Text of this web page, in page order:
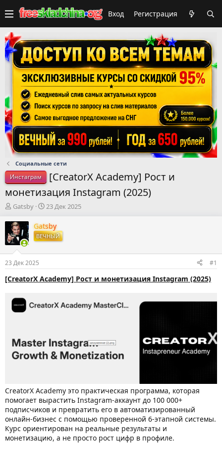
Вход Регистрация
Социальные сети
Инстаграм
[CreatorX Academy] Рост и
монетизация Instagram (2025)
А
т
о
р
т
е
м
ы
Gatsby
Д
т
а
н
а
л
23 Дек 2025
Gatsby
ВЕЧНЫЙ
23 Дек 2025 #1
[CreatorX Academy] Рост и монетизация Instagram (2025)
CreatorX Academy это практическая программа, которая
помогает вырастить Instagram-аккаунт до 100 000+
подписчиков и превратить его в автоматизированный
онлайн-бизнес с помощью проверенной 6-этапной системы.
Курс ориентирован на реальные результаты и
монетизацию, а не просто рост цифр в профиле.